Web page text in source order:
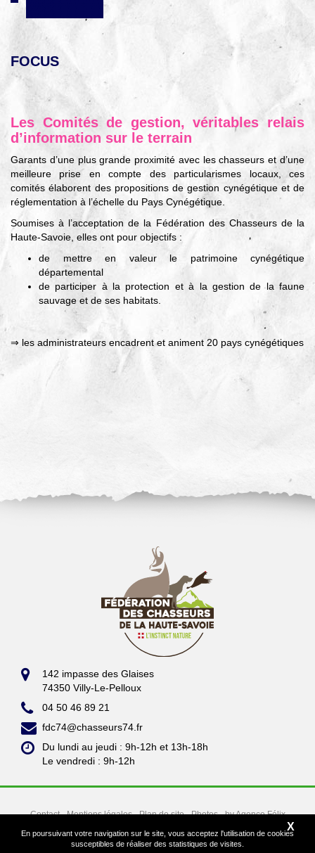
FOCUS
Les Comités de gestion, véritables relais
d’information sur le terrain
Garants d’une plus grande proximité avec les chasseurs et d’une
meilleure prise en compte des particularismes locaux, ces
comités élaborent des propositions de gestion cynégétique et de
réglementation à l’échelle du Pays Cynégétique.
Soumises à l’acceptation de la Fédération des Chasseurs de la
Haute-Savoie, elles ont pour objectifs :
de mettre en valeur le patrimoine cynégétique
départemental
de participer à la protection et à la gestion de la faune
sauvage et de ses habitats.
⇒ les administrateurs encadrent et animent 20 pays cynégétiques
142 impasse des Glaises
74350 Villy-Le-Pelloux
04 50 46 89 21
fdc74@chasseurs74.fr
Du lundi au jeudi : 9h-12h et 13h-18h
Le vendredi : 9h-12h
Contact Mentions légales Plan de site Photos by Agence Félix
En poursuivant votre navigation sur le site, vous acceptez l'utilisation de cookies
susceptibles de réaliser des statistiques de visites.
X